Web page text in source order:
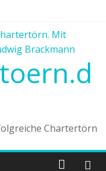
Chartertörn